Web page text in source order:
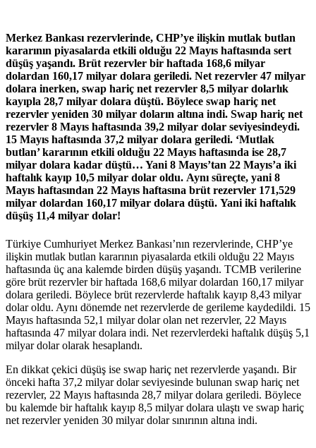
Merkez Bankası rezervlerinde, CHP’ye ilişkin mutlak butlan
kararının piyasalarda etkili olduğu 22 Mayıs haftasında sert
düşüş yaşandı. Brüt rezervler bir haftada 168,6 milyar
dolardan 160,17 milyar dolara geriledi. Net rezervler 47 milyar
dolara inerken, swap hariç net rezervler 8,5 milyar dolarlık
kayıpla 28,7 milyar dolara düştü. Böylece swap hariç net
rezervler yeniden 30 milyar doların altına indi. Swap hariç net
rezervler 8 Mayıs haftasında 39,2 milyar dolar seviyesindeydi.
15 Mayıs haftasında 37,2 milyar dolara geriledi. ‘Mutlak
butlan’ kararının etkili olduğu 22 Mayıs haftasında ise 28,7
milyar dolara kadar düştü… Yani 8 Mayıs’tan 22 Mayıs’a iki
haftalık kayıp 10,5 milyar dolar oldu. Aynı süreçte, yani 8
Mayıs haftasından 22 Mayıs haftasına brüt rezervler 171,529
milyar dolardan 160,17 milyar dolara düştü. Yani iki haftalık
düşüş 11,4 milyar dolar!
Türkiye Cumhuriyet Merkez Bankası’nın rezervlerinde, CHP’ye
ilişkin mutlak butlan kararının piyasalarda etkili olduğu 22 Mayıs
haftasında üç ana kalemde birden düşüş yaşandı. TCMB verilerine
göre brüt rezervler bir haftada 168,6 milyar dolardan 160,17 milyar
dolara geriledi. Böylece brüt rezervlerde haftalık kayıp 8,43 milyar
dolar oldu. Aynı dönemde net rezervlerde de gerileme kaydedildi. 15
Mayıs haftasında 52,1 milyar dolar olan net rezervler, 22 Mayıs
haftasında 47 milyar dolara indi. Net rezervlerdeki haftalık düşüş 5,1
milyar dolar olarak hesaplandı.
En dikkat çekici düşüş ise swap hariç net rezervlerde yaşandı. Bir
önceki hafta 37,2 milyar dolar seviyesinde bulunan swap hariç net
rezervler, 22 Mayıs haftasında 28,7 milyar dolara geriledi. Böylece
bu kalemde bir haftalık kayıp 8,5 milyar dolara ulaştı ve swap hariç
net rezervler yeniden 30 milyar dolar sınırının altına indi.